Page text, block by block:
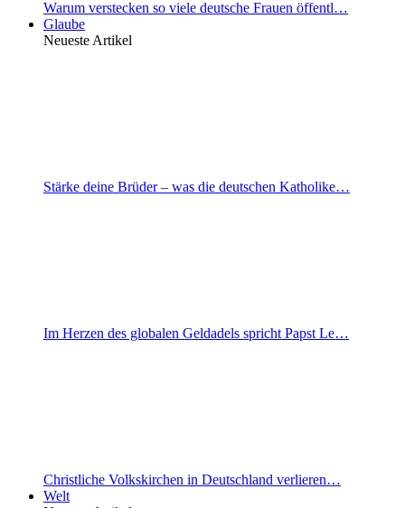
Warum verstecken so viele deutsche Frauen öffentl…
Glaube
Neueste Artikel
Stärke deine Brüder – was die deutschen Katholike…
Im Herzen des globalen Geldadels spricht Papst Le…
Christliche Volkskirchen in Deutschland verlieren…
Welt